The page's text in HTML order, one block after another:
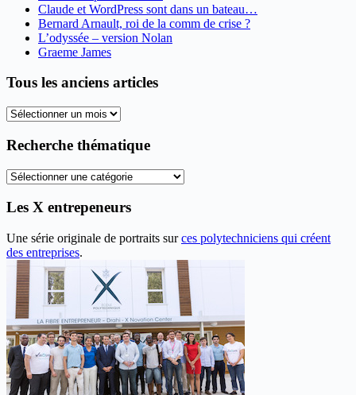
Claude et WordPress sont dans un bateau…
Bernard Arnault, roi de la comm de crise ?
L’odyssée – version Nolan
Graeme James
Tous les anciens articles
Tous
anciens
Recherche thématique
Recherche
Les X entrepeneurs
Une série originale de portraits surces polytechniciens qui créent
des entreprises.